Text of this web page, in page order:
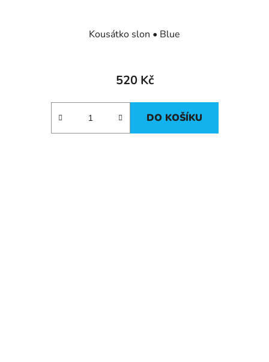
Kousátko slon • Blue
520 Kč
DO KOŠÍKU